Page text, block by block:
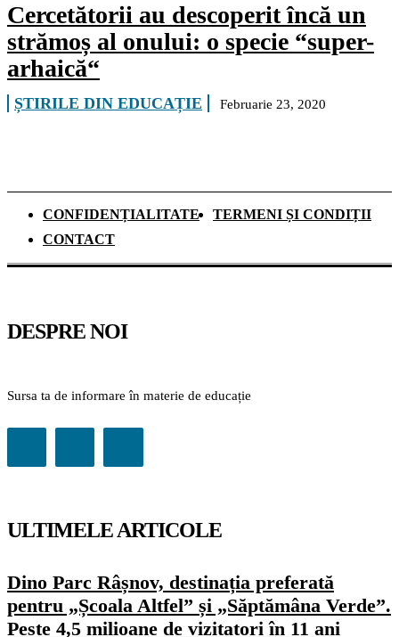
Cercetătorii au descoperit încă un
strămoș al onului: o specie “super-
arhaică“
ȘTIRILE DIN EDUCAȚIE Februarie 23, 2020
CONFIDENȚIALITATE
TERMENI ȘI CONDIȚII
CONTACT
DESPRE NOI
Sursa ta de informare în materie de educație
ULTIMELE ARTICOLE
Dino Parc Râșnov, destinația preferată
pentru „Școala Altfel” și „Săptămâna Verde”.
Peste 4,5 milioane de vizitatori în 11 ani